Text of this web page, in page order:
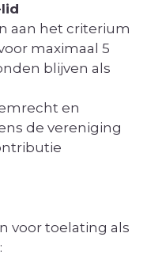
aan het criterium
maximaal 5
blijven als
en
de vereniging
voor toelating als